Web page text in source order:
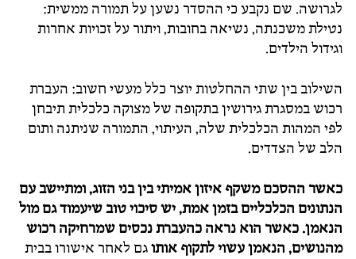
לגרושה. שם נקבע כי ההסדר נשען על תמורה ממשית:
נטילת משכנתה, נשיאה בחובות, ויתור על זכויות אחרות
וגידול הילדים.
השילוב בין שתי ההחלטות יוצר כלל מעשי חשוב: העברת
רכוש במסגרת גירושין בתקופה של מצוקה כלכלית תיבחן
לפי המהות הכלכלית שלה, העיתוי, התמורה שניתנה ותום
הלב של הצדדים.
כאשר ההסכם משקף איזון אמיתי בין בני הזוג, ומתיישב עם
הנתונים הכלכליים בזמן אמת, יש סיכוי טוב שיעמוד גם מול
הנאמן. כאשר הוא נראה כהעברת נכסים שמרחיקה רכוש
מהנושים, הנאמן עשוי לתקוף אותוגם לאחר אישורו בבית